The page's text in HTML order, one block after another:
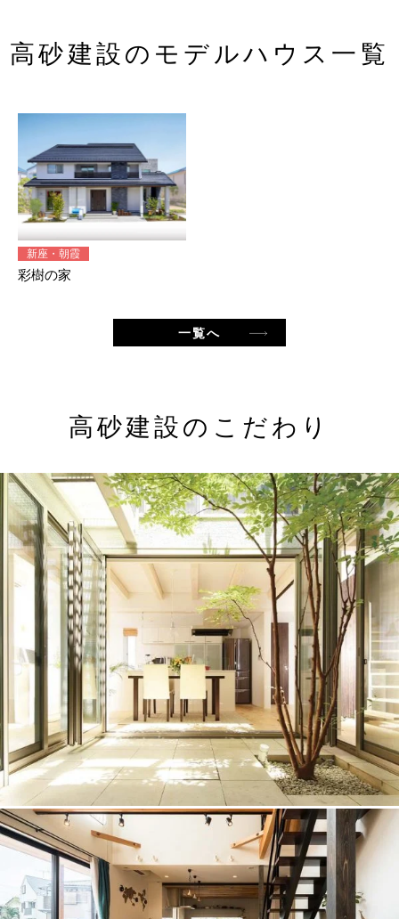
高砂建設のモデルハウス一覧
彩樹の家
新座・朝霞
一覧へ
高砂建設のこだわり